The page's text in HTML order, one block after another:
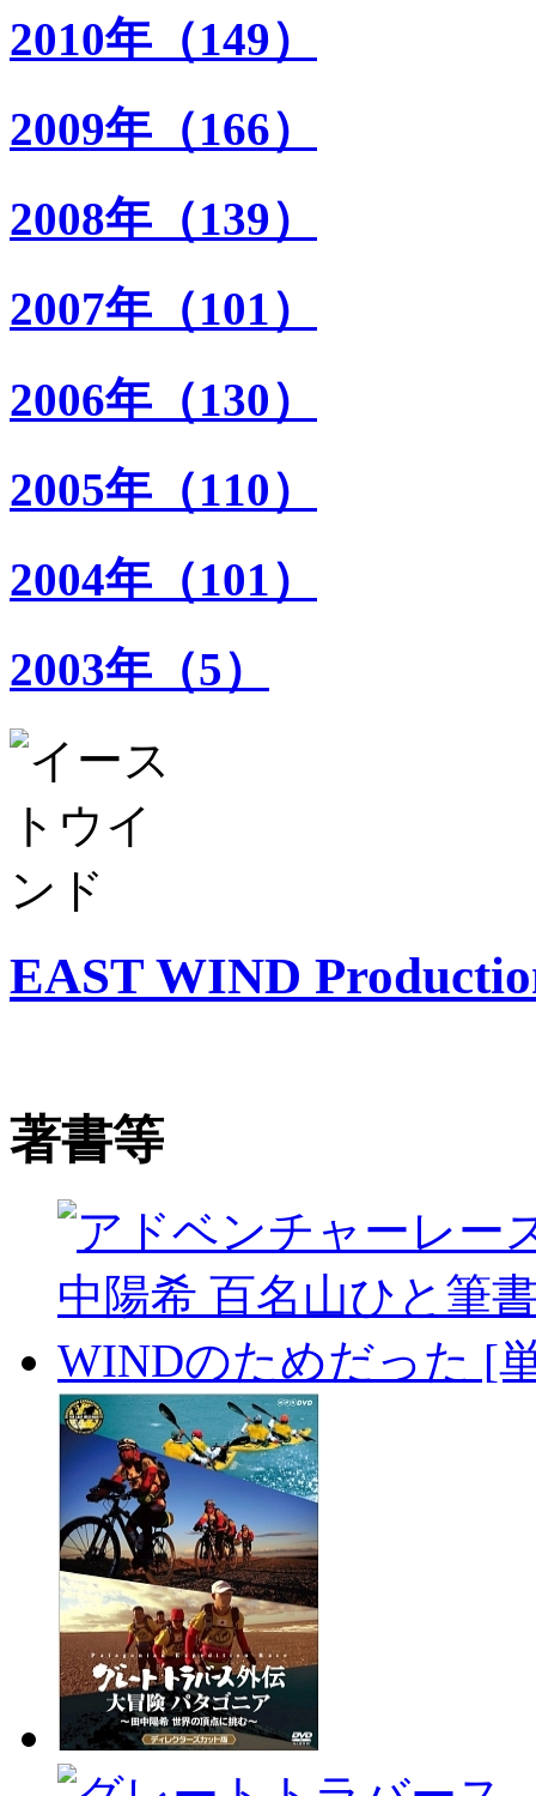
2010年（149）
2009年（166）
2008年（139）
2007年（101）
2006年（130）
2005年（110）
2004年（101）
2003年（5）
EAST WIND
著書等